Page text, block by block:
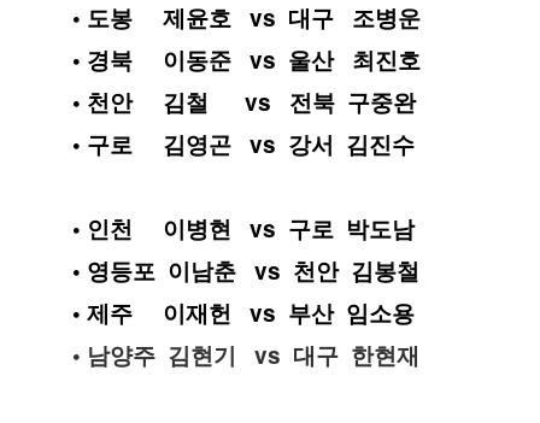
• 도봉     제윤호   vs  대구   조병운
• 경북     이동준   vs  울산   최진호
• 천안     김철      vs   전북  구중완
• 구로     김영곤   vs  강서  김진수
• 인천     이병현   vs  구로  박도남
• 영등포  이남춘   vs  천안  김봉철
• 제주     이재헌   vs  부산  임소용
• 남양주  김현기   vs  대구  한현재